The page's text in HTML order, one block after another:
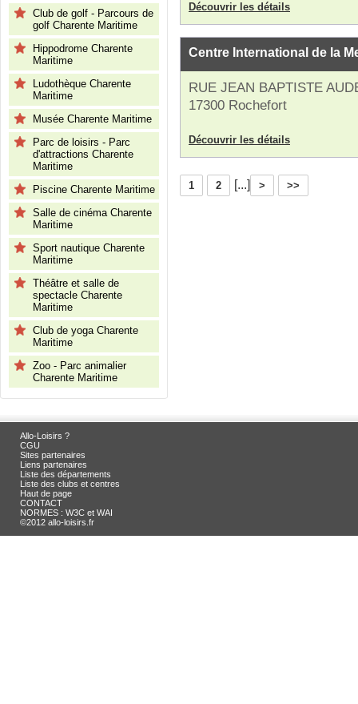
Club de golf - Parcours de
golf Charente Maritime
Hippodrome Charente
Maritime
Ludothèque Charente
Maritime
Musée Charente Maritime
Parc de loisirs - Parc
d'attractions Charente
Maritime
Piscine Charente Maritime
Salle de cinéma Charente
Maritime
Sport nautique Charente
Maritime
Théâtre et salle de
spectacle Charente
Maritime
Club de yoga Charente
Maritime
Zoo - Parc animalier
Charente Maritime
Découvrir les détails
Centre International de la
RUE JEAN BAPTISTE
17300 Rochefort
Découvrir les détails
1 2 [...] > >>
Allo-Loisirs ?
CGU
Sites partenaires
Liens partenaires
Liste des départements
Liste des clubs et centres
Haut de page
CONTACT
NORMES : W3C et WAI
©2012 allo-loisirs.fr